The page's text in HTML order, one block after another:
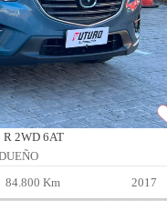
R 2WD 6AT
84.800 Km 2017